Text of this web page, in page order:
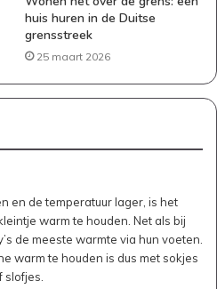
huis huren in de Duitse
grensstreek
25 maart 2026
en de temperatuur lager, is het
warm te houden. Net als bij
de meeste warmte via hun voeten.
warm te houden is dus met sokjes
slofjes.